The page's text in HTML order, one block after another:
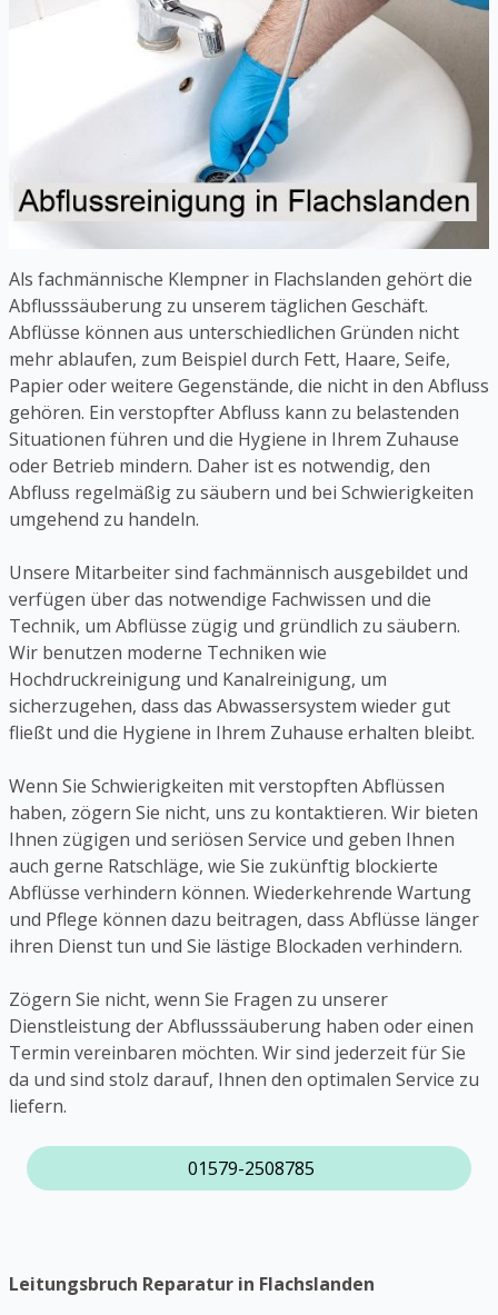
Als fachmännische Klempner in Flachslanden gehört die
Abflusssäuberung zu unserem täglichen Geschäft.
Abflüsse können aus unterschiedlichen Gründen nicht
mehr ablaufen, zum Beispiel durch Fett, Haare, Seife,
Papier oder weitere Gegenstände, die nicht in den Abfluss
gehören. Ein verstopfter Abfluss kann zu belastenden
Situationen führen und die Hygiene in Ihrem Zuhause
oder Betrieb mindern. Daher ist es notwendig, den
Abfluss regelmäßig zu säubern und bei Schwierigkeiten
umgehend zu handeln.
Unsere Mitarbeiter sind fachmännisch ausgebildet und
verfügen über das notwendige Fachwissen und die
Technik, um Abflüsse zügig und gründlich zu säubern.
Wir benutzen moderne Techniken wie
Hochdruckreinigung und Kanalreinigung, um
sicherzugehen, dass das Abwassersystem wieder gut
fließt und die Hygiene in Ihrem Zuhause erhalten bleibt.
Wenn Sie Schwierigkeiten mit verstopften Abflüssen
haben, zögern Sie nicht, uns zu kontaktieren. Wir bieten
Ihnen zügigen und seriösen Service und geben Ihnen
auch gerne Ratschläge, wie Sie zukünftig blockierte
Abflüsse verhindern können. Wiederkehrende Wartung
und Pflege können dazu beitragen, dass Abflüsse länger
ihren Dienst tun und Sie lästige Blockaden verhindern.
Zögern Sie nicht, wenn Sie Fragen zu unserer
Dienstleistung der Abflusssäuberung haben oder einen
Termin vereinbaren möchten. Wir sind jederzeit für Sie
da und sind stolz darauf, Ihnen den optimalen Service zu
liefern.
01579-2508785
Leitungsbruch Reparatur in Flachslanden